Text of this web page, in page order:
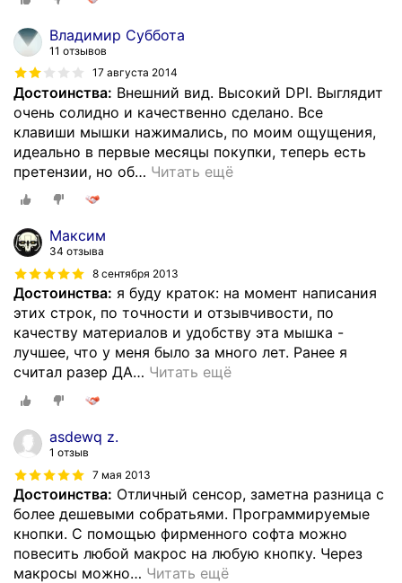
Владимир Суббота
11 отзывов
17 августа 2014
Достоинства: Внешний вид. Высокий DPI. Выглядит
очень солидно и качественно сделано. Все
клавиши мышки нажимались, по моим ощущения,
идеально в первые месяцы покупки, теперь есть
претензии, но об… Читать ещё
Максим
34 отзыва
8 сентября 2013
Достоинства: я буду краток: на момент написания
этих строк, по точности и отзывчивости, по
качеству материалов и удобству эта мышка -
лучшее, что у меня было за много лет. Ранее я
считал разер ДА… Читать ещё
asdewq z.
1 отзыв
7 мая 2013
Достоинства: Отличный сенсор, заметна разница с
более дешевыми собратьями. Программируемые
кнопки. С помощью фирменного софта можно
повесить любой макрос на любую кнопку. Через
макросы можно… Читать ещё